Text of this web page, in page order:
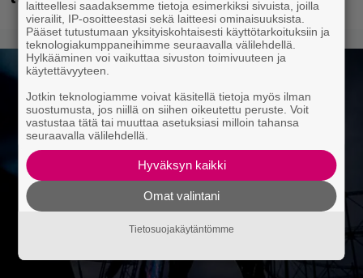
laitteellesi saadaksemme tietoja esimerkiksi sivuista, joilla
vierailit, IP-osoitteestasi sekä laitteesi ominaisuuksista.
Pääset tutustumaan yksityiskohtaisesti käyttötarkoituksiin ja
teknologiakumppaneihimme seuraavalla välilehdellä.
Hylkääminen voi vaikuttaa sivuston toimivuuteen ja
käytettävyyteen.
Jotkin teknologiamme voivat käsitellä tietoja myös ilman
suostumusta, jos niillä on siihen oikeutettu peruste. Voit
vastustaa tätä tai muuttaa asetuksiasi milloin tahansa
seuraavalla välilehdellä.
Hyväksyn kaikki
Omat valintani
Tietosuojakäytäntömme